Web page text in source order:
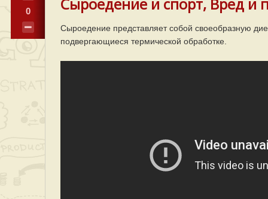
0
Сыроедение представляет собой своеобразную
подвергающиеся термической обработке.